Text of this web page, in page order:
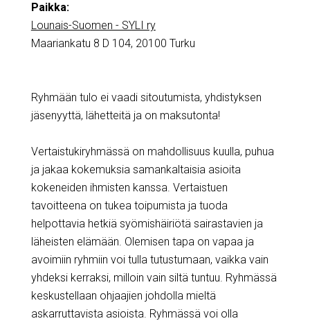
Paikka:
Lounais-Suomen - SYLI ry
Maariankatu 8 D 104, 20100 Turku
Ryhmään tulo ei vaadi sitoutumista, yhdistyksen
jäsenyyttä, lähetteitä ja on maksutonta!
Vertaistukiryhmässä on mahdollisuus kuulla, puhua
ja jakaa kokemuksia samankaltaisia asioita
kokeneiden ihmisten kanssa. Vertaistuen
tavoitteena on tukea toipumista ja tuoda
helpottavia hetkiä syömishäiriötä sairastavien ja
läheisten elämään. Olemisen tapa on vapaa ja
avoimiin ryhmiin voi tulla tutustumaan, vaikka vain
yhdeksi kerraksi, milloin vain siltä tuntuu. Ryhmässä
keskustellaan ohjaajien johdolla mieltä
askarruttavista asioista. Ryhmässä voi olla